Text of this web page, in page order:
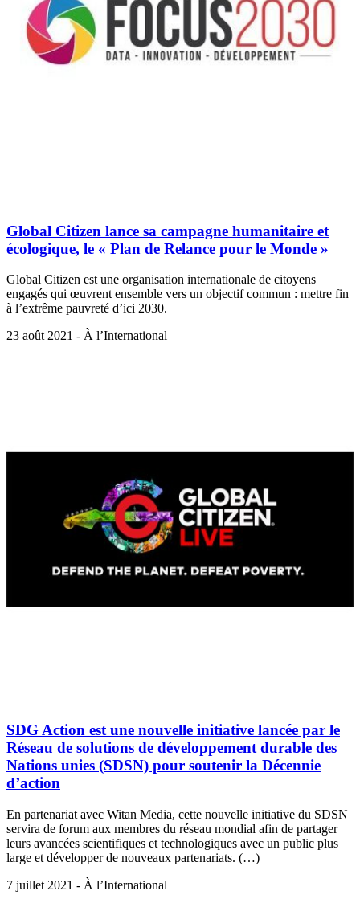
Global Citizen lance sa campagne humanitaire et
écologique, le « Plan de Relance pour le Monde »
Global Citizen est une organisation internationale de citoyens
engagés qui œuvrent ensemble vers un objectif commun : mettre fin
à l’extrême pauvreté d’ici 2030.
23 août 2021 - À l’International
SDG Action est une nouvelle initiative lancée par le
Réseau de solutions de développement durable des
Nations unies (SDSN) pour soutenir la Décennie
d’action
En partenariat avec Witan Media, cette nouvelle initiative du SDSN
servira de forum aux membres du réseau mondial afin de partager
leurs avancées scientifiques et technologiques avec un public plus
large et développer de nouveaux partenariats. (…)
7 juillet 2021 - À l’International